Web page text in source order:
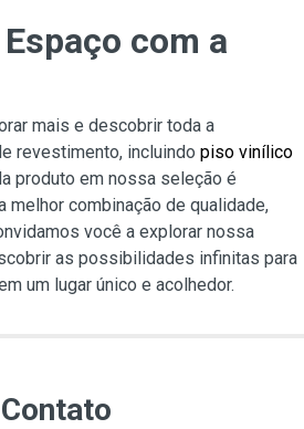
com a
mais e descobrir toda a
revestimento, incluindo piso vinílico
produto em nossa seleção é
melhor combinação de qualidade,
você a explorar nossa
as possibilidades infinitas para
um lugar único e acolhedor.
Contato